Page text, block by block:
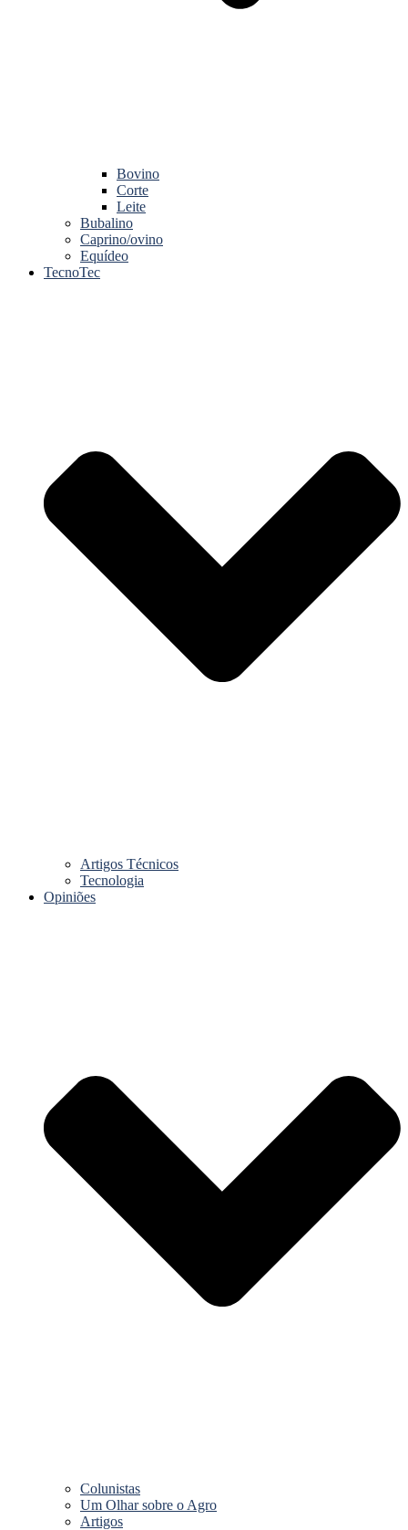
Bovino
Corte
Leite
Bubalino
Caprino/ovino
Equídeo
TecnoTec
Artigos Técnicos
Tecnologia
Opiniões
Colunistas
Um Olhar sobre o Agro
Artigos